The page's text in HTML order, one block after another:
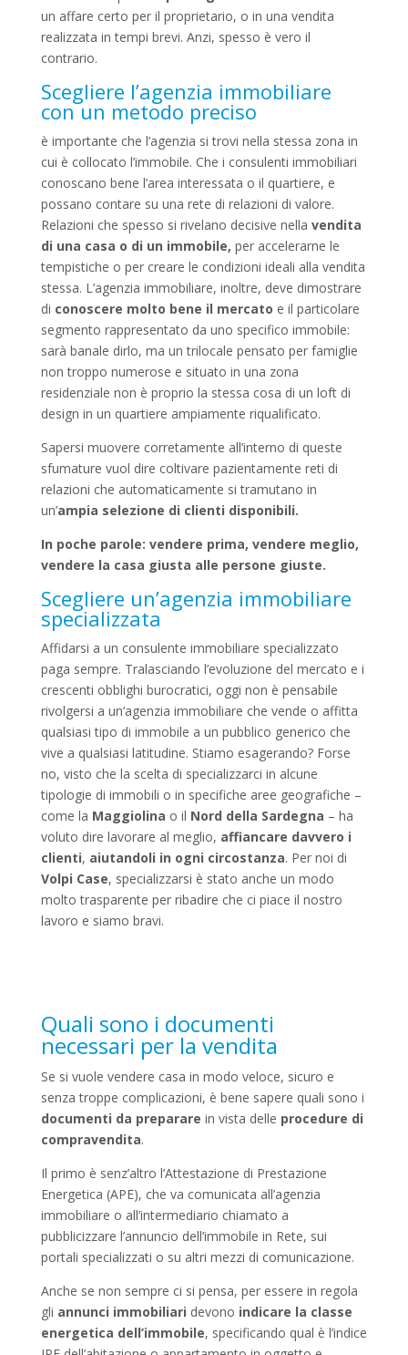
un affare certo per il proprietario, o in una vendita
realizzata in tempi brevi. Anzi, spesso è vero il
contrario.
Scegliere l’agenzia immobiliare
con un metodo preciso
è importante che l’agenzia si trovi nella stessa zona in
cui è collocato l’immobile. Che i consulenti immobiliari
conoscano bene l’area interessata o il quartiere, e
possano contare su una rete di relazioni di valore.
Relazioni che spesso si rivelano decisive nella vendita
di una casa o di un immobile, per accelerarne le
tempistiche o per creare le condizioni ideali alla vendita
stessa. L’agenzia immobiliare, inoltre, deve dimostrare
di conoscere molto bene il mercato e il particolare
segmento rappresentato da uno specifico immobile:
sarà banale dirlo, ma un trilocale pensato per famiglie
non troppo numerose e situato in una zona
residenziale non è proprio la stessa cosa di un loft di
design in un quartiere ampiamente riqualificato.
Sapersi muovere corretamente all’interno di queste
sfumature vuol dire coltivare pazientamente reti di
relazioni che automaticamente si tramutano in
un’ampia selezione di clienti disponibili.
In poche parole: vendere prima, vendere meglio,
vendere la casa giusta alle persone giuste.
Scegliere un’agenzia immobiliare
specializzata
Affidarsi a un consulente immobiliare specializzato
paga sempre. Tralasciando l’evoluzione del mercato e i
crescenti obblighi burocratici, oggi non è pensabile
rivolgersi a un’agenzia immobiliare che vende o affitta
qualsiasi tipo di immobile a un pubblico generico che
vive a qualsiasi latitudine. Stiamo esagerando? Forse
no, visto che la scelta di specializzarci in alcune
tipologie di immobili o in specifiche aree geografiche –
come la Maggiolina o il Nord della Sardegna – ha
voluto dire lavorare al meglio, affiancare davvero i
clienti, aiutandoli in ogni circostanza. Per noi di
Volpi Case, specializzarsi è stato anche un modo
molto trasparente per ribadire che ci piace il nostro
lavoro e siamo bravi.
Quali sono i documenti
necessari per la vendita
Se si vuole vendere casa in modo veloce, sicuro e
senza troppe complicazioni, è bene sapere quali sono i
documenti da preparare in vista delle procedure di
compravendita.
Il primo è senz’altro l’Attestazione di Prestazione
Energetica (APE), che va comunicata all’agenzia
immobiliare o all’intermediario chiamato a
pubblicizzare l’annuncio dell’immobile in Rete, sui
portali specializzati o su altri mezzi di comunicazione.
Anche se non sempre ci si pensa, per essere in regola
gli annunci immobiliari devono indicare la classe
energetica dell’immobile, specificando qual è l’indice